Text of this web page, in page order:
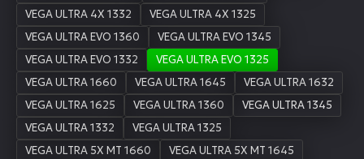
VEGA ULTRA 4X 1332
VEGA ULTRA 4X 1325
VEGA ULTRA EVO 1360
VEGA ULTRA EVO 1345
VEGA ULTRA EVO 1332
VEGA ULTRA EVO 1325
VEGA ULTRA 1660
VEGA ULTRA 1645
VEGA ULTRA 1632
VEGA ULTRA 1625
VEGA ULTRA 1360
VEGA ULTRA 1345
VEGA ULTRA 1332
VEGA ULTRA 1325
VEGA ULTRA 5X MT 1660
VEGA ULTRA 5X MT 1645